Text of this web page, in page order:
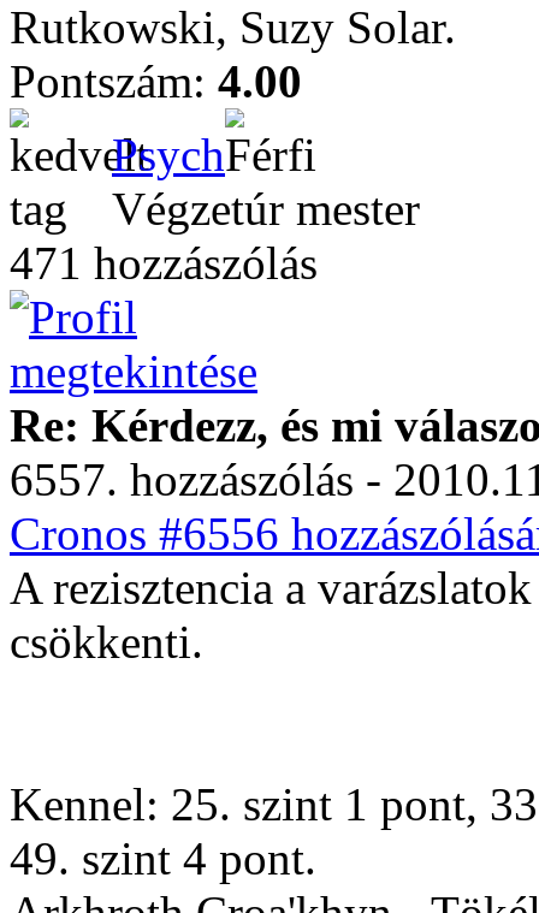
Rutkowski, Suzy Solar.
Pontszám: 4.00
Psych
Végzetúr mester
471 hozzászólás
Re: Kérdezz, és mi
6557. hozzászólás -
Cronos #6556
A rezisztencia a
csökkenti.
Kennel: 25. szint 1 pont,
49. szint 4 pont.